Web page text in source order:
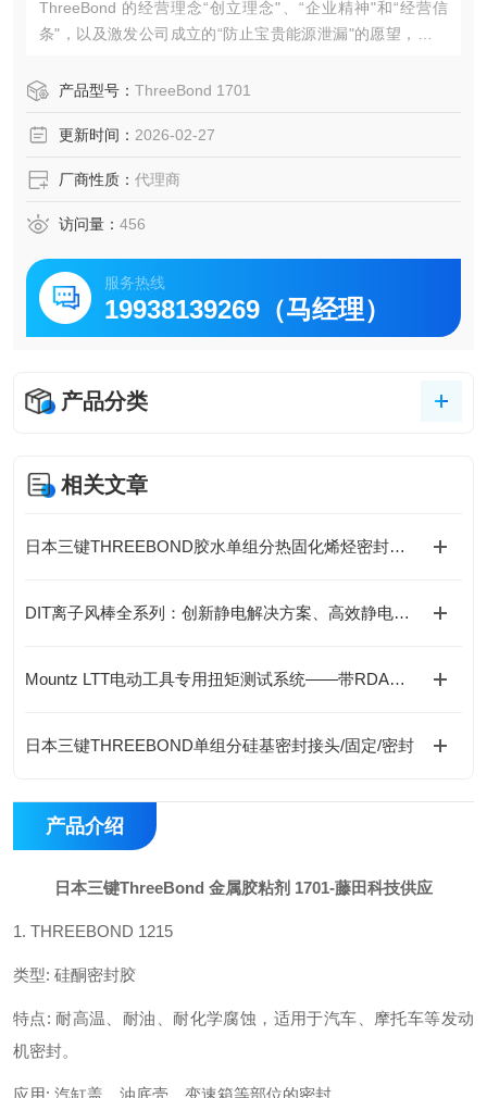
ThreeBond 的经营理念“创立理念"、“企业精神"和“经营信
条"，以及激发公司成立的“防止宝贵能源泄漏"的愿望，造就
重视我们成立时的原始理念和“经营原则"，在任何时代，所有
产品型号： ThreeBond 1701
更新时间： 2026-02-27
厂商性质： 代理商
访问量： 456
服务热线
19938139269（马经理）
产品分类
相关文章
日本三键THREEBOND胶水单组分热固化烯烃密封胶接
DIT离子风棒全系列：创新静电解决方案、高效静电消除新选择
Mountz LTT电动工具专用扭矩测试系统——带RDA适配器的精准验证
日本三键THREEBOND单组分硅基密封接头/固定/密封
产品介绍
日本三键ThreeBond 金属胶粘剂 1701-藤田科技供应
1. THREEBOND 1215
类型: 硅酮密封胶
特点: 耐高温、耐油、耐化学腐蚀，适用于汽车、摩托车等发动
机密封。
应用: 汽缸盖、油底壳、变速箱等部位的密封。